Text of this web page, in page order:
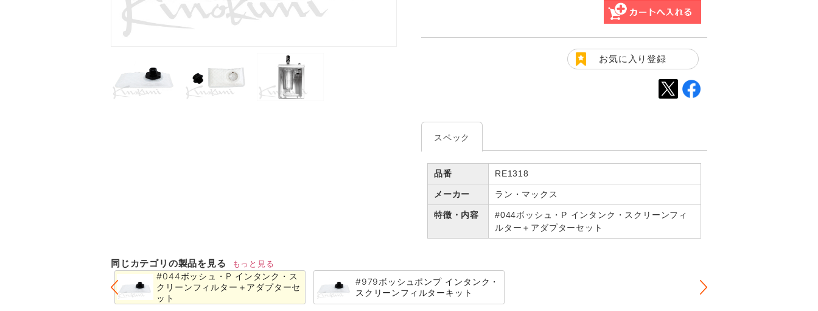
お気に入り登録
スペック
品番 RE1318
メーカー ラン・マックス
特徴・内容
#044ボッシュ・P インタンク・スクリーンフィ
ルター＋アダプターセット
同じカテゴリの製品を見る もっと見る
#044ボッシュ・P インタンク・ス
クリーンフィルター＋アダプターセ
ット
#979ボッシュポンプ インタンク・
スクリーンフィルターキット